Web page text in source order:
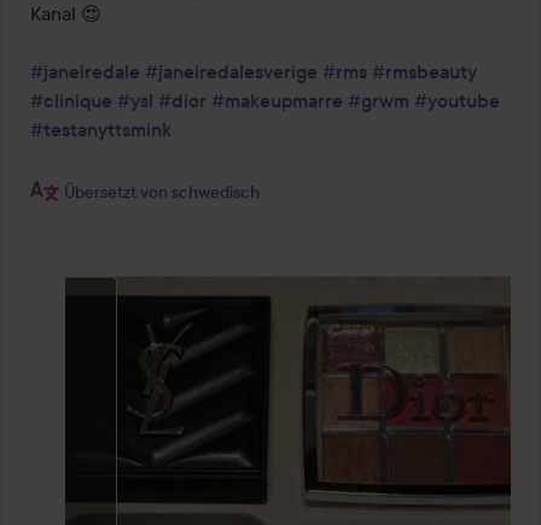
Kanal 😍
#janeiredale #janeiredalesverige #rms #rmsbeauty
#clinique #ysl #dior #makeupmarre #grwm #youtube
#testanyttsmink
Übersetzt von schwedisch